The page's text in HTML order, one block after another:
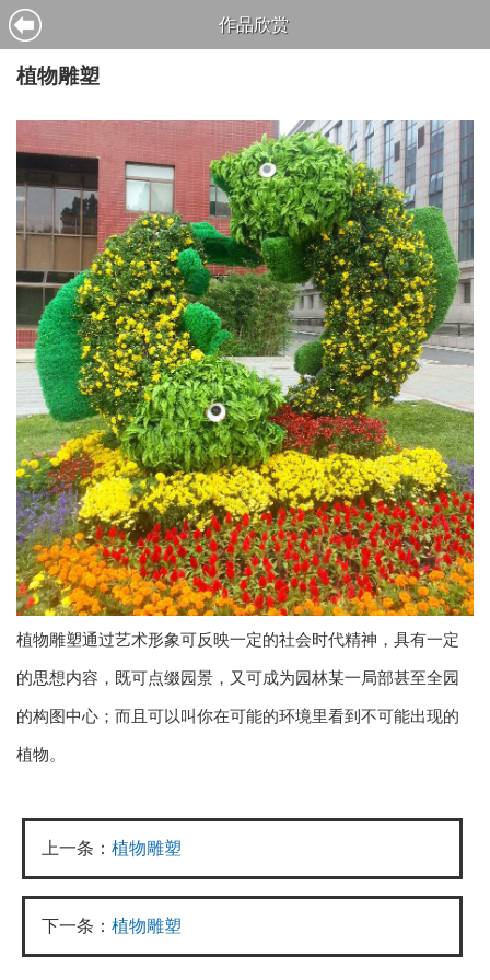
作品欣赏
植物雕塑
植物雕塑通过艺术形象可反映一定的社会时代精神，具有一定
的思想内容，既可点缀园景，又可成为园林某一局部甚至全园
的构图中心；而且可以叫你在可能的环境里看到不可能出现的
植物。
上一条： 植物雕塑
下一条： 植物雕塑